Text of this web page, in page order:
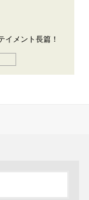
イメント長篇！